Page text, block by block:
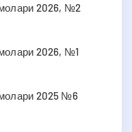
2026, №2
2026, №1
2025 №6